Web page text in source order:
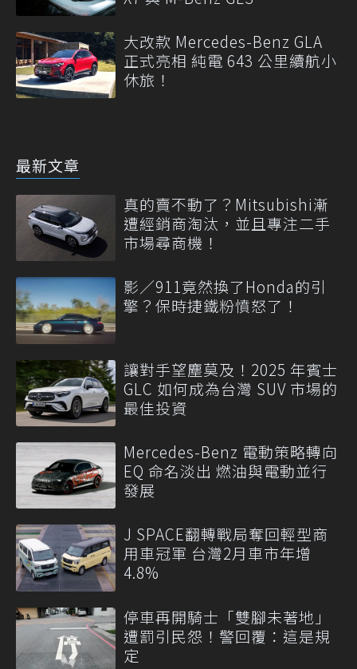
大改款 Mercedes-Benz GLA
正式亮相 純電 643 公里續航小
休旅！
最新文章
真的賣不動了？Mitsubishi漸
遭經銷商淘汰，並且專注二手
市場尋商機！
影／911竟然換了Honda的引
擎？保時捷鐵粉憤怒了！
讓對手望塵莫及！2025 年賓士
GLC 如何成為台灣 SUV 市場的
最佳投資
Mercedes-Benz 電動策略轉向
EQ 命名淡出 燃油與電動並行
發展
J SPACE翻轉戰局奪回輕型商
用車冠軍 台灣2月車市年增
4.8%
停車再開騎士「雙腳未著地」
遭罰引民怨！警回覆：這是規
定